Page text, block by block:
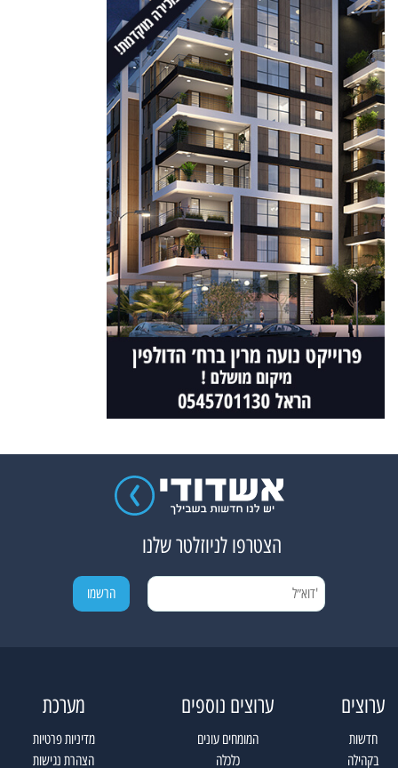
הצטרפו לניוזלטר שלנו
ערוצים
חדשות
בקהילה
ערוצים נוספים
המומחים עונים
כלכלה
מערכת
מדיניות פרטיות
הצהרת נגישות